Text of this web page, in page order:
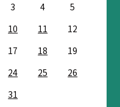
3 4
5
10 11
12
17 18
19
24 25
26
31